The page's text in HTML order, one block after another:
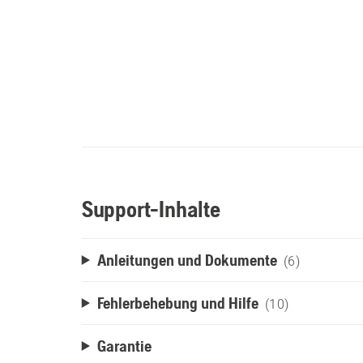
Support-Inhalte
Anleitungen und Dokumente (6)
Fehlerbehebung und Hilfe (10)
Garantie